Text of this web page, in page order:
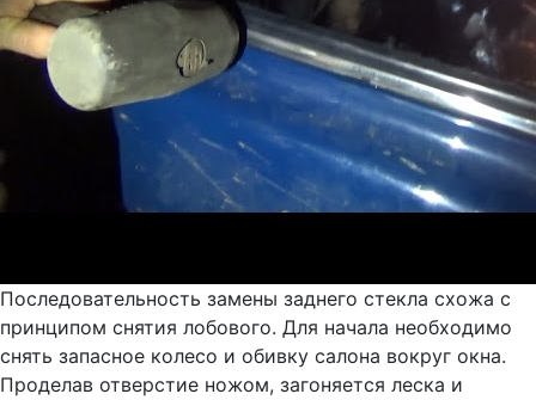
Последовательность замены заднего стекла схожа с
принципом снятия лобового. Для начала необходимо
снять запасное колесо и обивку салона вокруг окна.
Проделав отверстие ножом, загоняется леска и